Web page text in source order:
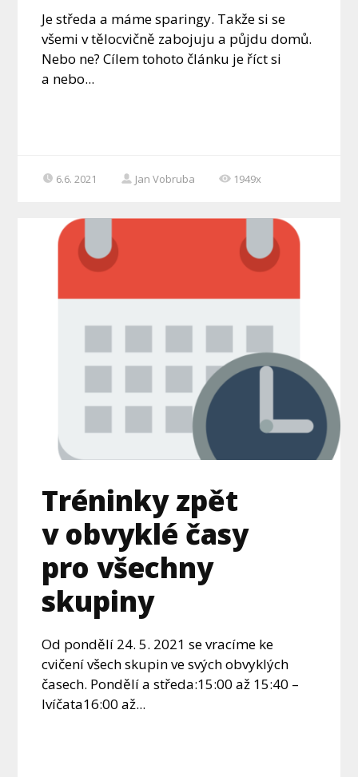
Je středa a máme sparingy. Takže si se
všemi v tělocvičně zabojuju a půjdu domů.
Nebo ne? Cílem tohoto článku je říct si
a nebo...
6.6. 2021 Jan Vobruba 1949x
Tréninky zpět
v obvyklé časy
pro všechny
skupiny
Od pondělí 24. 5. 2021 se vracíme ke
cvičení všech skupin ve svých obvyklých
časech. Pondělí a středa:15:00 až 15:40 –
lvíčata16:00 až...